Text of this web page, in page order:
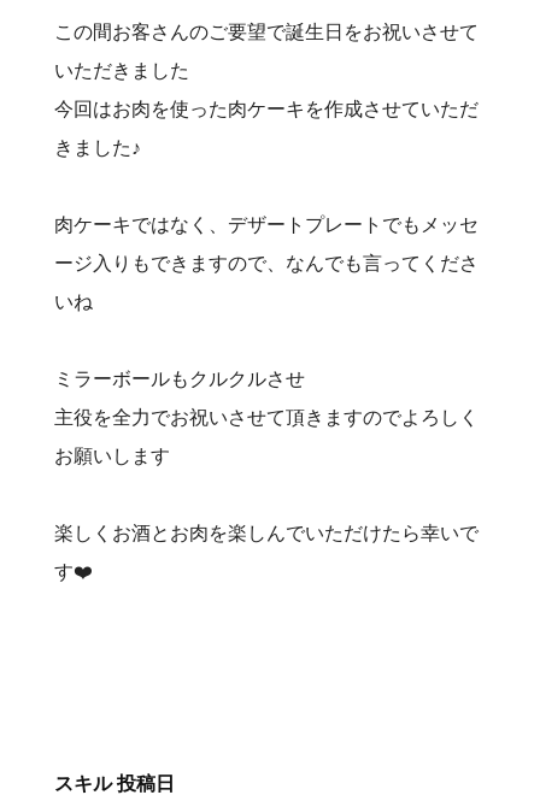
この間お客さんのご要望で誕生日をお祝いさせて
いただきました
今回はお肉を使った肉ケーキを作成させていただ
きました♪
肉ケーキではなく、デザートプレートでもメッセ
ージ入りもできますので、なんでも言ってくださ
いね
ミラーボールもクルクルさせ
主役を全力でお祝いさせて頂きますのでよろしく
お願いします
楽しくお酒とお肉を楽しんでいただけたら幸いで
す❤️
スキル 投稿日